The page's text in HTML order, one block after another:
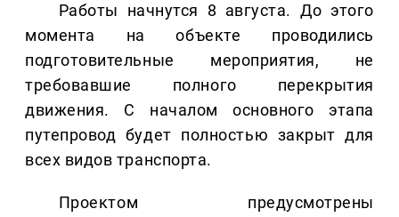
Работы начнутся 8 августа. До этого
момента на объекте проводились
подготовительные мероприятия, не
требовавшие полного перекрытия
движения. С началом основного этапа
путепровод будет полностью закрыт для
всех видов транспорта.
Проектом предусмотрены